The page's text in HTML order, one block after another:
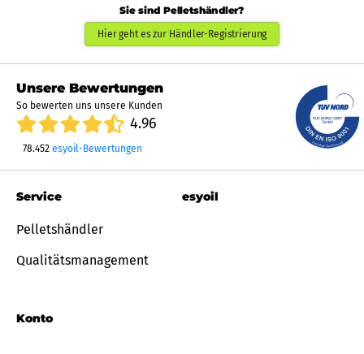
Sie sind Pelletshändler?
Hier geht es zur Händler-Registrierung
Unsere Bewertungen
So bewerten uns unsere Kunden
4.96
78.452 esyoil-Bewertungen
Service
Pelletshändler
Qualitätsmanagement
Konto
esyoil